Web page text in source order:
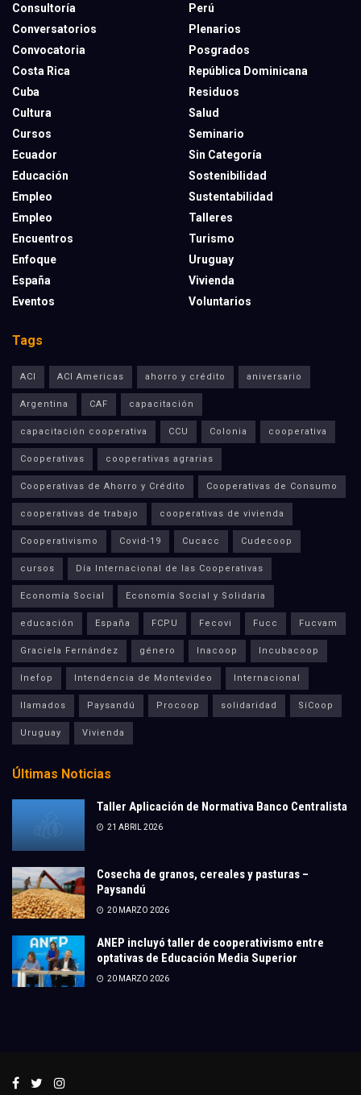
Consultoría
Conversatorios
Convocatoria
Costa Rica
Cuba
Cultura
Cursos
Ecuador
Educación
Empleo
Empleo
Encuentros
Enfoque
España
Eventos
Perú
Plenarios
Posgrados
República Dominicana
Residuos
Salud
Seminario
Sin Categoría
Sostenibilidad
Sustentabilidad
Talleres
Turismo
Uruguay
Vivienda
Voluntarios
Tags
ACI ACI Americas ahorro y crédito aniversario
Argentina CAF capacitación
capacitación cooperativa CCU Colonia cooperativa
Cooperativas cooperativas agrarias
Cooperativas de Ahorro y Crédito Cooperativas de Consumo
cooperativas de trabajo cooperativas de vivienda
Cooperativismo Covid-19 Cucacc Cudecoop
cursos Día Internacional de las Cooperativas
Economía Social Economía Social y Solidaria
educación España FCPU Fecovi Fucc Fucvam
Graciela Fernández género Inacoop Incubacoop
Inefop Intendencia de Montevideo Internacional
llamados Paysandú Procoop solidaridad SíCoop
Uruguay Vivienda
Últimas Noticias
Taller Aplicación de Normativa Banco Centralista
21 ABRIL 2026
Cosecha de granos, cereales y pasturas –
Paysandú
20 MARZO 2026
ANEP incluyó taller de cooperativismo entre
optativas de Educación Media Superior
20 MARZO 2026